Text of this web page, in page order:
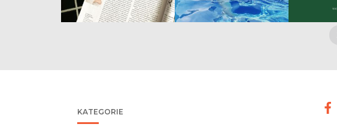
KATEGORIE